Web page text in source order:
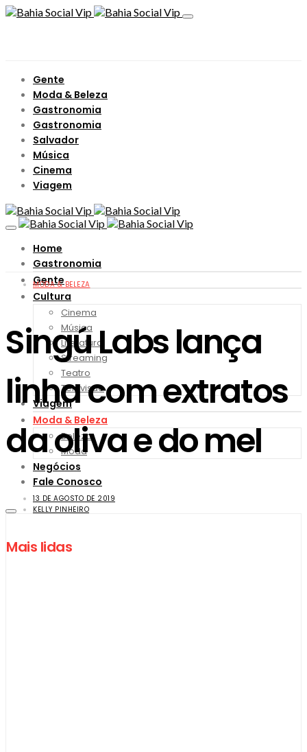
Gente
Moda & Beleza
Gastronomia
Gastronomia
Salvador
Música
Cinema
Viagem
Home
Gastronomia
Gente
Cultura
Cinema
Música
Literatura
Streaming
Teatro
Televisão
Viagem
Moda & Beleza
Beleza
Moda
Negócios
Fale Conosco
Mais lidas
MODA & BELEZA
Singú Labs lança
linha com extratos
da oliva e do mel
13 DE AGOSTO DE 2019
KELLY PINHEIRO